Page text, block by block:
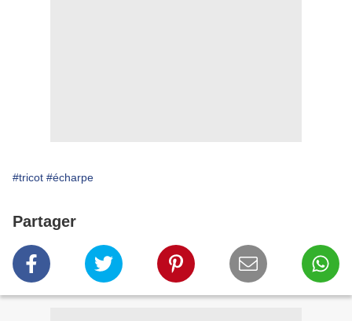
#tricot #écharpe
Partager